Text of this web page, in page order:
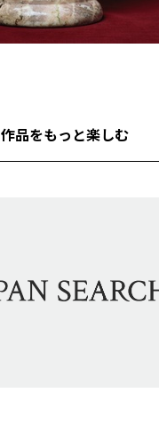
作品をもっと楽しむ